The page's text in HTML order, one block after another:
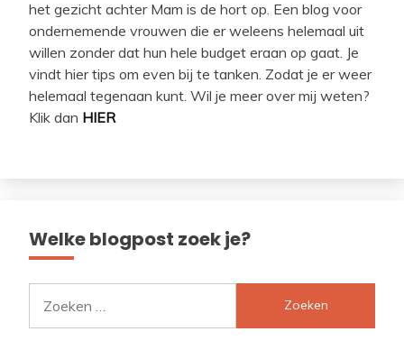
het gezicht achter Mam is de hort op. Een blog voor
ondernemende vrouwen die er weleens helemaal uit
willen zonder dat hun hele budget eraan op gaat. Je
vindt hier tips om even bij te tanken. Zodat je er weer
helemaal tegenaan kunt. Wil je meer over mij weten?
Klik dan HIER
Welke blogpost zoek je?
naar: